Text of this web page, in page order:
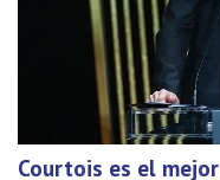
Courtois es el